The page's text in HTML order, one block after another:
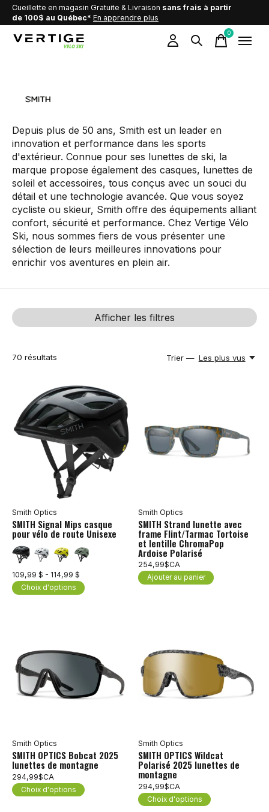
Cueillette en magasin Gratuite & Livraison sans frais à partir
de 100$ au Québec* En apprendre plus
0items
Smith Optics
Depuis plus de 50 ans, Smith est un leader en
innovation et performance dans les sports
d'extérieur. Connue pour ses lunettes de ski, la
marque propose également des casques, lunettes de
soleil et accessoires, tous conçus avec un souci du
détail et une technologie avancée. Que vous soyez
cycliste ou skieur, Smith offre des équipements alliant
confort, sécurité et performance. Chez Vertige Vélo
Ski, nous sommes fiers de vous présenter une
sélection de leurs meilleures innovations pour
enrichir vos aventures en plein air.
Afficher les filtres
70 résultats Trier — Les plus vus
Smith Optics
SMITH Signal Mips casque
pour vélo de route Unisexe
109,99 $ - 114,99 $
Choix d'options
Smith Optics
SMITH Strand lunette avec
frame Flint/Tarmac Tortoise
et lentille ChromaPop
Ardoise Polarisé
254,99$CA
Ajouter au panier
Smith Optics
SMITH OPTICS Bobcat 2025
lunettes de montagne
294,99$CA
Choix d'options
Smith Optics
SMITH OPTICS Wildcat
Polarisé 2025 lunettes de
montagne
294,99$CA
Choix d'options